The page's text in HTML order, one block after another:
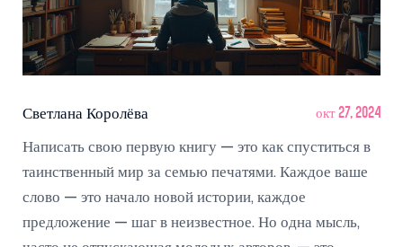
Светлана Королёва окт 27, 2024
Написать свою первую книгу — это как спуститься в
таинственный мир за семью печатями. Каждое ваше
слово — это начало новой истории, каждое
предложение — шаг в неизвестное. Но одна мысль,